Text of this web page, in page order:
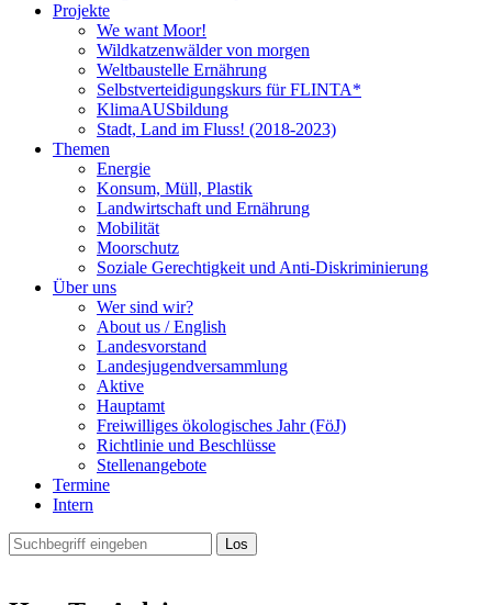
Projekte
We want Moor!
Wildkatzenwälder von morgen
Weltbaustelle Ernährung
Selbstverteidigungskurs für FLINTA*
KlimaAUSbildung
Stadt, Land im Fluss! (2018-2023)
Themen
Energie
Konsum, Müll, Plastik
Landwirtschaft und Ernährung
Mobilität
Moorschutz
Soziale Gerechtigkeit und Anti-Diskriminierung
Über uns
Wer sind wir?
About us / English
Landesvorstand
Landesjugendversammlung
Aktive
Hauptamt
Freiwilliges ökologisches Jahr (FöJ)
Richtlinie und Beschlüsse
Stellenangebote
Termine
Intern